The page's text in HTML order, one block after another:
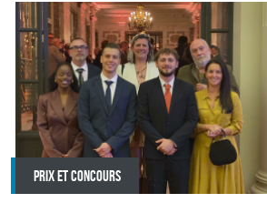
PRIX ET CONCOURS